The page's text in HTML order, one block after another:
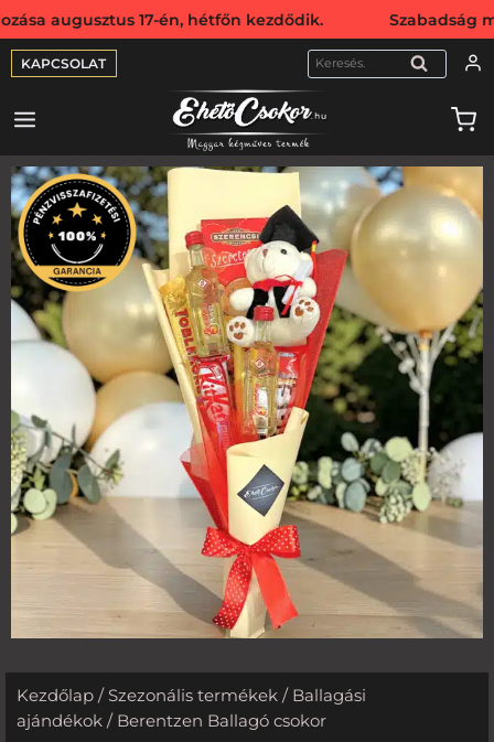
17-én, hétfőn kezdődik. Szabadság miatt
KAPCSOLAT KERESÉS
Kezdőlap / Szezonális termékek / Ballagási
ajándékok / Berentzen Ballagó csokor